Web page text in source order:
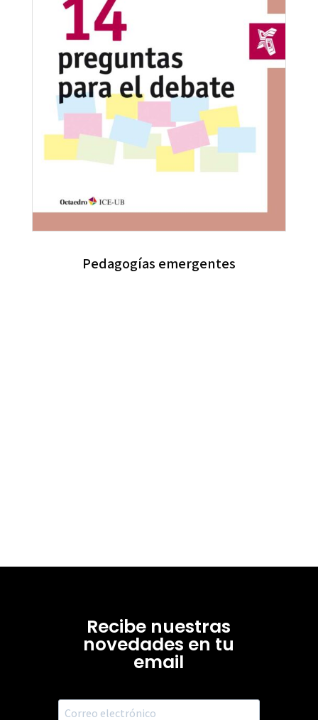
Pedagogías emergentes
Recibe nuestras
novedades en tu
email